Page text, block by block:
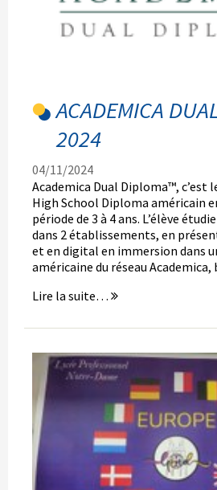
ACADEMICA
2024
04/11/2024
Academica Dual Diploma™, c’est
High School Diploma américain
période de 3 à 4 ans. L’élève
dans 2 établissements, en
et en digital en immersion dans
américaine du réseau Academica,
ACADEMICA
DIPLOMA
Lire la suite…